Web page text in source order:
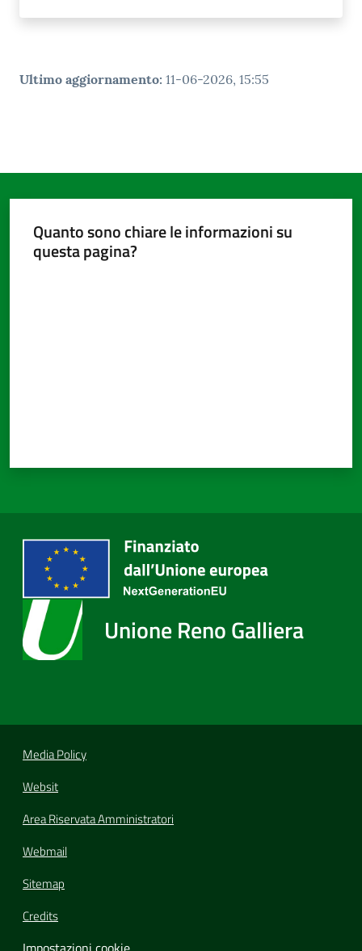
Ultimo aggiornamento: 11-06-2026, 15:55
Quanto sono chiare le informazioni su
questa pagina?
Unione Reno Galliera
Media Policy
Websit
Area Riservata Amministratori
Webmail
Sitemap
Credits